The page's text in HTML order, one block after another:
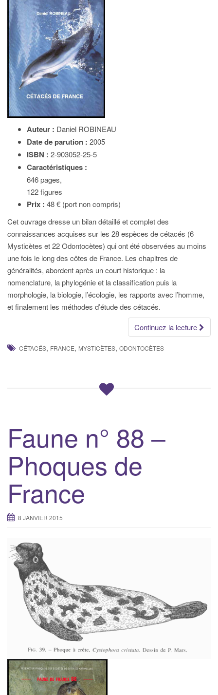
Auteur : Daniel ROBINEAU
Date de parution : 2005
ISBN : 2-903052-25-5
Caractéristiques :
646 pages,
122 figures
Prix : 48 € (port non compris)
Cet ouvrage dresse un bilan détaillé et complet des
connaissances acquises sur les 28 espèces de cétacés (6
Mysticètes et 22 Odontocètes) qui ont été observées au moins
une fois le long des côtes de France. Les chapitres de
généralités, abordent après un court historique : la
nomenclature, la phylogénie et la classification puis la
morphologie, la biologie, l’écologie, les rapports avec l’homme,
et finalement les méthodes d’étude des cétacés.
Continuez la lecture
CÉTACÉS, FRANCE, MYSTICÈTES, ODONTOCÈTES
Faune n° 88 –
Phoques de
France
8 JANVIER 2015